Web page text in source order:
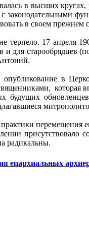
в высших кругах,
в своем прежнем
17 апреля
и для
в
которая
перемещения
присутствовало
радикальны.
епархиальных